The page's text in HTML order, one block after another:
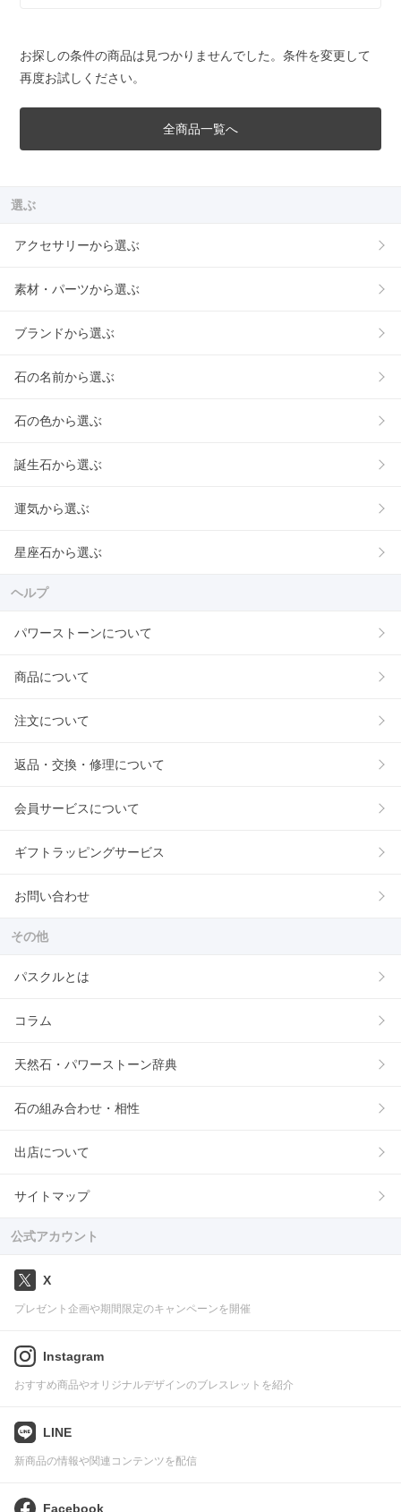
お探しの条件の商品は見つかりませんでした。条件を変更して
再度お試しください。
全商品一覧へ
選ぶ
アクセサリーから選ぶ
素材・パーツから選ぶ
ブランドから選ぶ
石の名前から選ぶ
石の色から選ぶ
誕生石から選ぶ
運気から選ぶ
星座石から選ぶ
ヘルプ
パワーストーンについて
商品について
注文について
返品・交換・修理について
会員サービスについて
ギフトラッピングサービス
お問い合わせ
その他
パスクルとは
コラム
天然石・パワーストーン辞典
石の組み合わせ・相性
出店について
サイトマップ
公式アカウント
X
プレゼント企画や期間限定のキャンペーンを開催
Instagram
おすすめ商品やオリジナルデザインのブレスレットを紹介
LINE
新商品の情報や関連コンテンツを配信
Facebook